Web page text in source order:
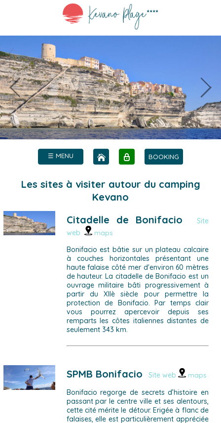
☰ MENU BOOKING
Les sites à visiter autour du camping
Kevano
Citadelle de Bonifacio
Site
web
maps
Bonifacio est bâtie sur un plateau calcaire
à couches horizontales présentant une
haute falaise côté mer d'environ 60 mètres
de hauteur. La citadelle de Bonifacio est un
ouvrage militaire bâti progressivement à
partir du XIIè siècle pour permettre la
protection de Bonifacio. Par temps clair
vous pourrez apercevoir depuis ses
remparts les côtes italiennes distantes de
seulement 343 km.
SPMB Bonifacio Site web maps
Bonifacio regorge de secrets d’histoire en
passant par le centre ville et ses alentours,
cette cité mérite le détour. Erigée à flanc de
falaises, elle est particulièrement appréciée